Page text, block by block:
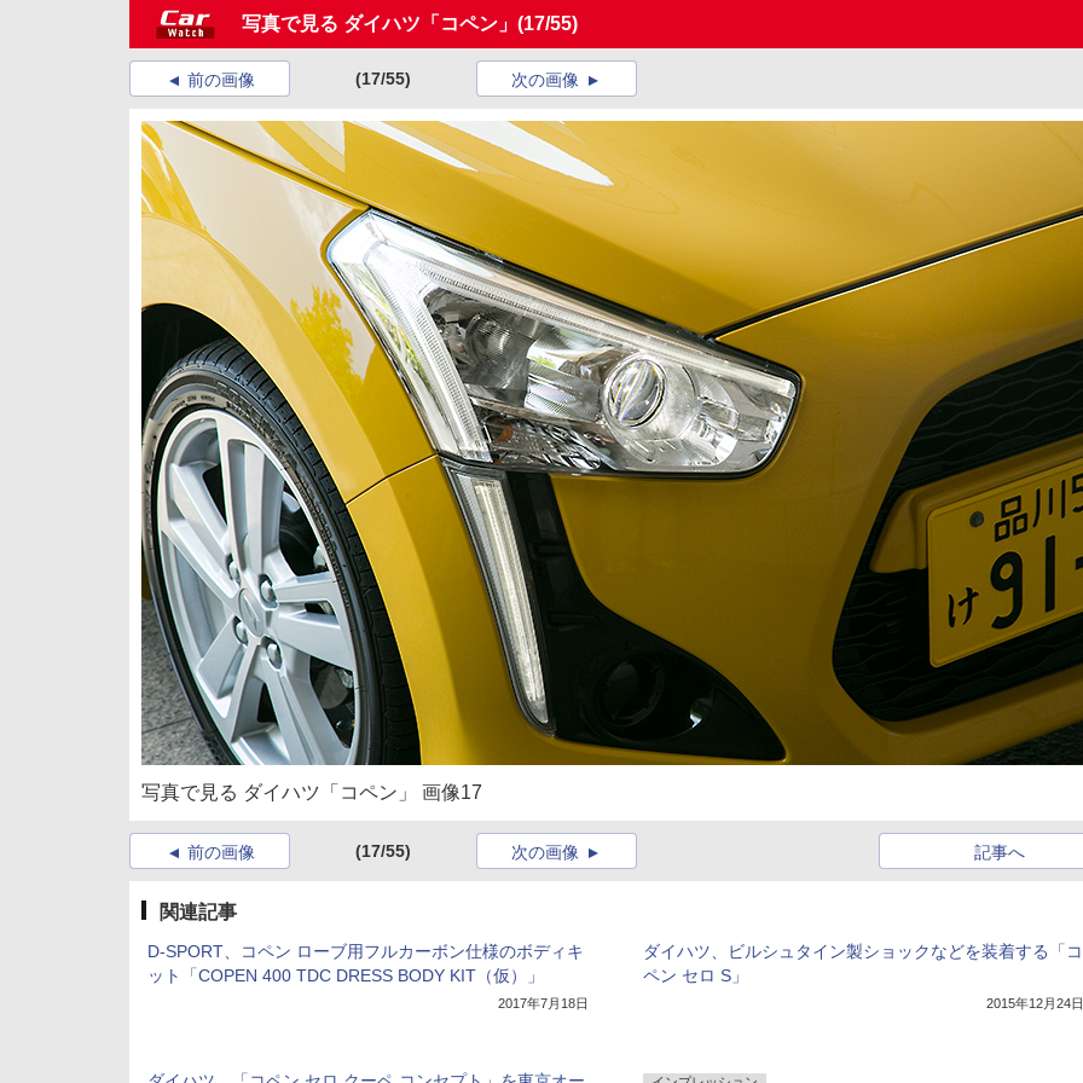
写真で見る ダイハツ「コペン」 (17/55)
前の画像 (17/55) 次の画像
写真で見る ダイハツ「コペン」 画像17
前の画像 (17/55) 記事へ
次の画像
関連記事
D-SPORT、コペン ローブ用フルカーボン仕様のボディキ
ット「COPEN 400 TDC DRESS BODY KIT（仮）」
2017年7月18日
ダイハツ、ビルシュタイン製ショックなどを装着する「コ
ペン セロ S」
2015年12月24日